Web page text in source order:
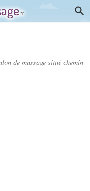
de massage situé chemin